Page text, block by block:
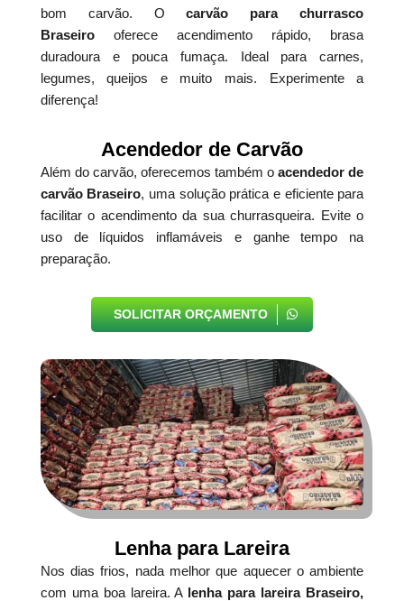
bom carvão. Ocarvão para churrasco
Braseirooferece acendimento rápido, brasa
duradoura e pouca fumaça. Ideal para carnes,
legumes, queijos e muito mais. Experimente a
diferença!
Acendedor de Carvão
Além do carvão, oferecemos também oacendedor de
carvão Braseiro, uma solução prática e eficiente para
facilitar o acendimento da sua churrasqueira. Evite o
uso de líquidos inflamáveis e ganhe tempo na
preparação.
SOLICITAR ORÇAMENTO
Lenha para Lareira
Nos dias frios, nada melhor que aquecer o ambiente
com uma boa lareira. A lenha para lareira Braseiro,